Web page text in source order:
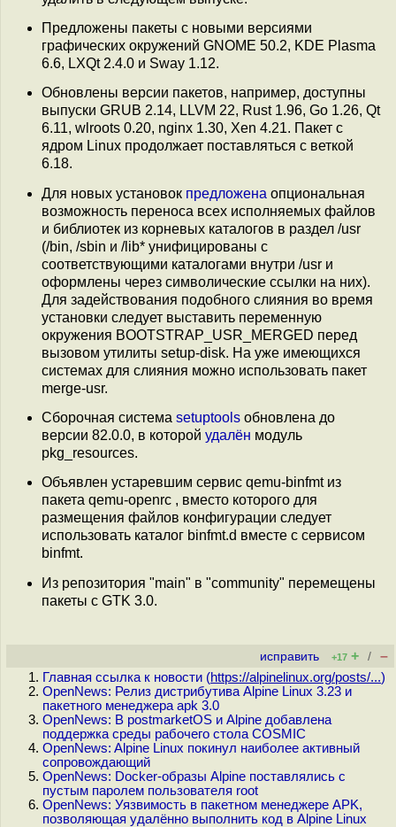
Предложены пакеты с новыми версиями
графических окружений GNOME 50.2, KDE Plasma
6.6, LXQt 2.4.0 и Sway 1.12.
Обновлены версии пакетов, например, доступны
выпуски GRUB 2.14, LLVM 22, Rust 1.96, Go 1.26, Qt
6.11, wlroots 0.20, nginx 1.30, Xen 4.21. Пакет с
ядром Linux продолжает поставляться с веткой
6.18.
Для новых установок предложена опциональная
возможность переноса всех исполняемых файлов
и библиотек из корневых каталогов в раздел /usr
(/bin, /sbin и /lib* унифицированы с
соответствующими каталогами внутри /usr и
оформлены через символические ссылки на них).
Для задействования подобного слияния во время
установки следует выставить переменную
окружения BOOTSTRAP_USR_MERGED перед
вызовом утилиты setup-disk. На уже имеющихся
системах для слияния можно использовать пакет
merge-usr.
Сборочная система setuptools обновлена до
версии 82.0.0, в которой удалён модуль
pkg_resources.
Объявлен устаревшим сервис qemu-binfmt из
пакета qemu-openrc , вместо которого для
размещения файлов конфигурации следует
использовать каталог binfmt.d вместе с сервисом
binfmt.
Из репозитория "main" в "community" перемещены
пакеты с GTK 3.0.
исправить +17 + / –
Главная ссылка к новости (https://alpinelinux.org/posts/...)
OpenNews: Релиз дистрибутива Alpine Linux 3.23 и
пакетного менеджера apk 3.0
OpenNews: В postmarketOS и Alpine добавлена
поддержка среды рабочего стола COSMIC
OpenNews: Alpine Linux покинул наиболее активный
сопровождающий
OpenNews: Docker-образы Alpine поставлялись с
пустым паролем пользователя root
OpenNews: Уязвимость в пакетном менеджере APK,
позволяющая удалённо выполнить код в Alpine Linux